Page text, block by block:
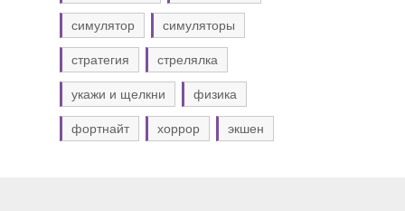
симулятор симуляторы
стратегия стрелялка
укажи и щелкни физика
фортнайт хоррор экшен